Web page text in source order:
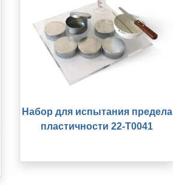
Набор для испытания предела
пластичности 22-T0041